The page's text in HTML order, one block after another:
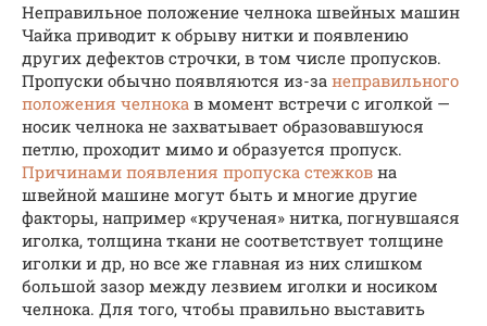
Неправильное положение челнока швейных машин
Чайка приводит к обрыву нитки и появлению
других дефектов строчки, в том числе пропусков.
Пропуски обычно появляются из-за неправильного
положения челнока в момент встречи с иголкой —
носик челнока не захватывает образовавшуюся
петлю, проходит мимо и образуется пропуск.
Причинами появления пропуска стежков на
швейной машине могут быть и многие другие
факторы, например «крученая» нитка, погнувшаяся
иголка, толщина ткани не соответствует толщине
иголки и др, но все же главная из них слишком
большой зазор между лезвием иголки и носиком
челнока. Для того, чтобы правильно выставить